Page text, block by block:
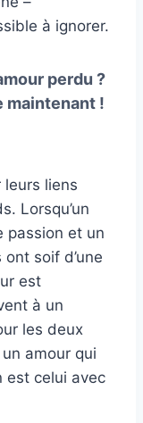
à ignorer.
perdu ?
maintenant !
leurs liens
Lorsqu’un
passion et un
soif d’une
est
à un
les deux
amour qui
est celui avec